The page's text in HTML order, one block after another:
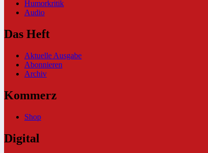
Humorkritik
Audio
Das Heft
Aktuelle Ausgabe
Abonnieren
Archiv
Kommerz
Shop
Digital